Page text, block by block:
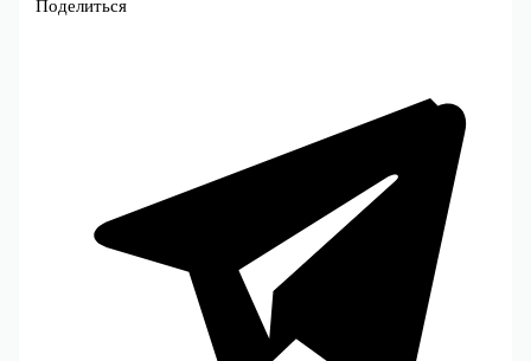
Поделиться